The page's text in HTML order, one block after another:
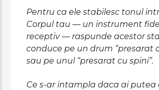
Pentru ca ele stabilesc tonul
Corpul tau — un instrument
receptiv — raspunde acestor
conduce pe un drum “presarat
sau pe unul “presarat cu spini”.
Ce s-ar intampla daca ai putea